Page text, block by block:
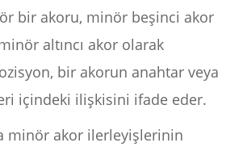
bir akoru, minör beşinci akor
altıncı akor olarak
bir akorun anahtar veya
içindeki ilişkisini ifade eder.
minör akor ilerleyişlerinin